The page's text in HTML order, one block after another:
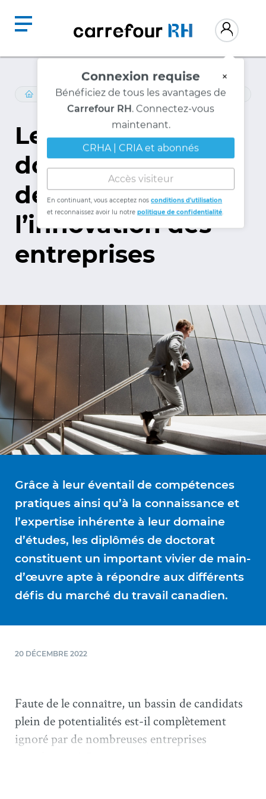
Connexion requise ×
Bénéficiez de tous les avantages de
Carrefour RH. Connectez-vous
maintenant.
CRHA | CRIA et abonnés
Accès visiteur
En continuant, vous acceptez nosconditions d'utilisation
et reconnaissez avoir lu notrepolitique de confidentialité.
RESSOURCES /REVUE-RH /VOLUME-25-NO-5
Les diplômés de
doctorat : pour le
développement et
l’innovation des
entreprises
Grâce à leur éventail de compétences
pratiques ainsi qu’à la connaissance et
l’expertise inhérente à leur domaine
d’études, les diplômés de doctorat
constituent un important vivier de main-
d’œuvre apte à répondre aux différents
défis du marché du travail canadien.
20 DÉCEMBRE 2022
Faute de le connaître, un bassin de candidats
plein de potentialités est-il complètement
ignoré par de nombreuses entreprises